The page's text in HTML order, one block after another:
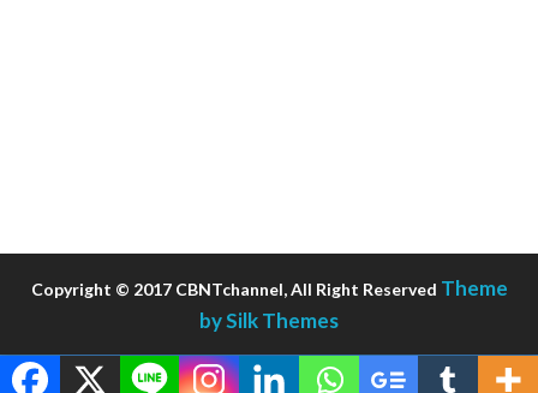
Copyright © 2017 CBNTchannel, All Right Reserved Theme
by Silk Themes